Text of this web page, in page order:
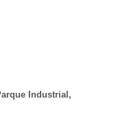
Industrial,